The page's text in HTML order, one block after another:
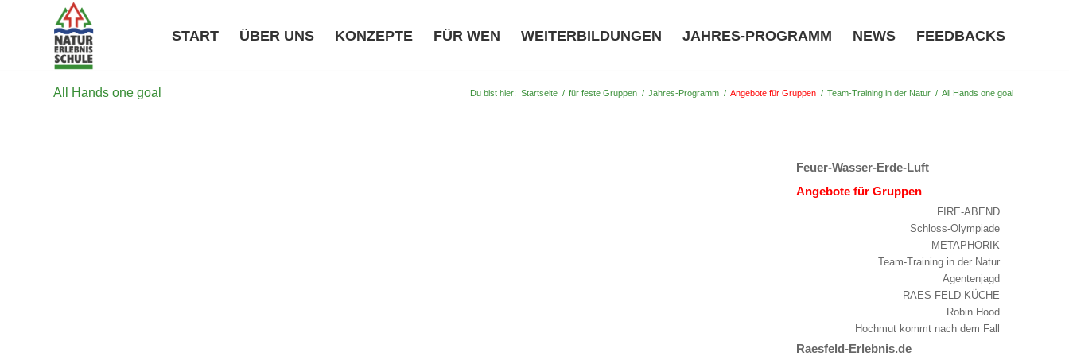
START ÜBER UNS KONZEPTE FÜR WEN WEITERBILDUNGEN JAHRES-PROGRAMM NEWS FEEDBACKS
All Hands one goal Du bist hier: Startseite / für feste Gruppen / Jahres-Programm / Angebote für Gruppen / Team-Training in der Natur / All Hands one goal
Feuer-Wasser-Erde-Luft
Angebote für Gruppen
FIRE-ABEND
Schloss-Olympiade
METAPHORIK
Team-Training in der Natur
Agentenjagd
RAES-FELD-KÜCHE
Robin Hood
Hochmut kommt nach dem Fall
Raesfeld-Erlebnis.de